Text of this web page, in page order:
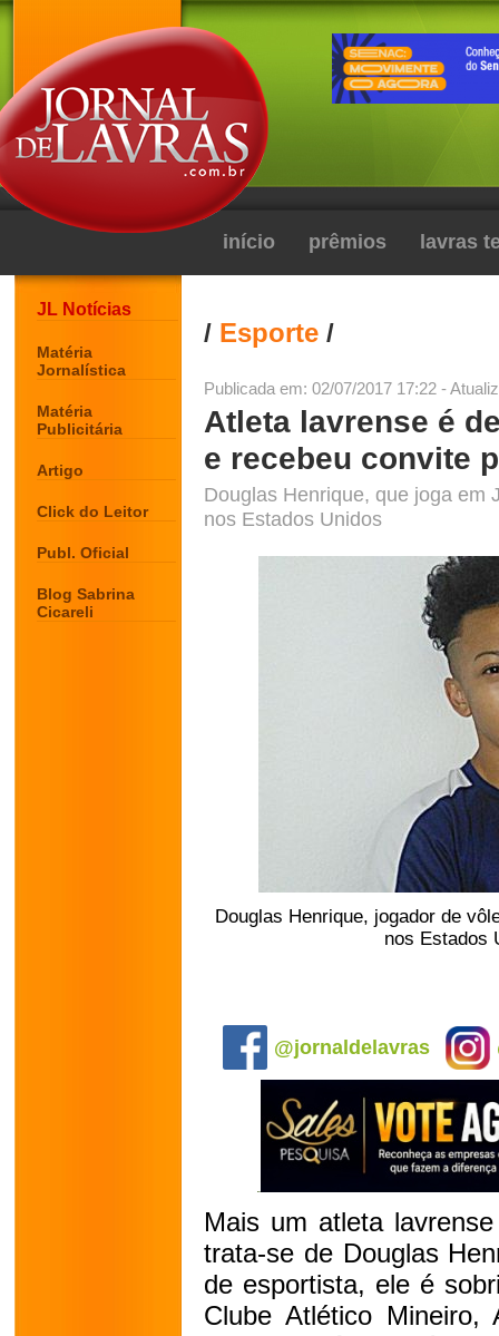
início prêmios lavras
JL Notícias
Matéria
Jornalística
Matéria
Publicitária
Artigo
Click do Leitor
Publ. Oficial
Blog Sabrina
Cicareli
/ Esporte /
Publicada em: 02/07/2017 17:22 -
Atleta lavrense é
e recebeu convite
Douglas Henrique, que joga em
nos Estados Unidos
Douglas Henrique, jogador de
nos Estados
@jornaldelavras
Mais um atleta
trata-se de Douglas
de esportista, ele é
Clube Atlético